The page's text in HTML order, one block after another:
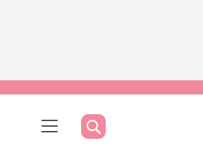
Buscar
Buscar